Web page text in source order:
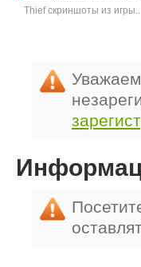
Thief скриншоты из игры..